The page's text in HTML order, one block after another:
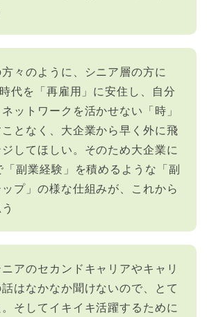
々のように、シニア層の方に
代を「再雇用」に安住し、自分
ットワークを活かせない「時」
となく、大企業から早く外に飛
してほしい。そのため大企業に
副業経験」を積めるような「副
プ」の様な仕組みが、これから
アのセカンドキャリアやキャリ
はなかなか聞けないので、とて
そしてイキイキ活躍するために